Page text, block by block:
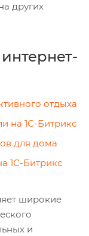
других
отдыха
на 1С-Битрикс
для дома
1С-Битрикс
широкие
и